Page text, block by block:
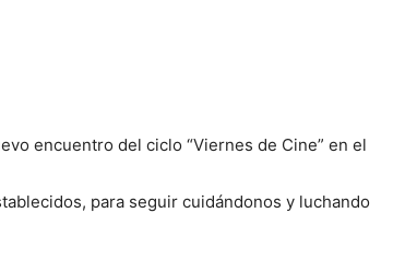
encuentro del ciclo “Viernes de Cine” en el
para seguir cuidándonos y luchando